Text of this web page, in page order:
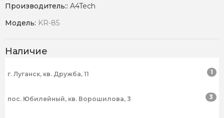
Производитель:: A4Tech
Модель: KR-85
Наличие
г. Луганск, кв. Дружба, 11 1
пос. Юбилейный, кв. Ворошилова, 3 3